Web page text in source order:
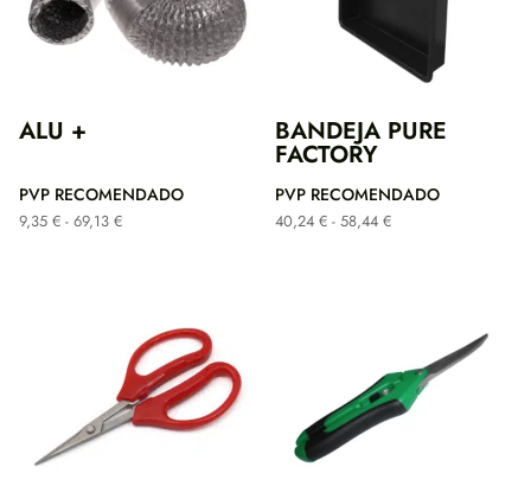
ALU +
PVP RECOMENDADO
9,35 € - 69,13 €Rango
hasta
69,13 €
BANDEJA PURE
FACTORY
PVP RECOMENDADO
40,24 € - 58,44 €Rango
58,44 €